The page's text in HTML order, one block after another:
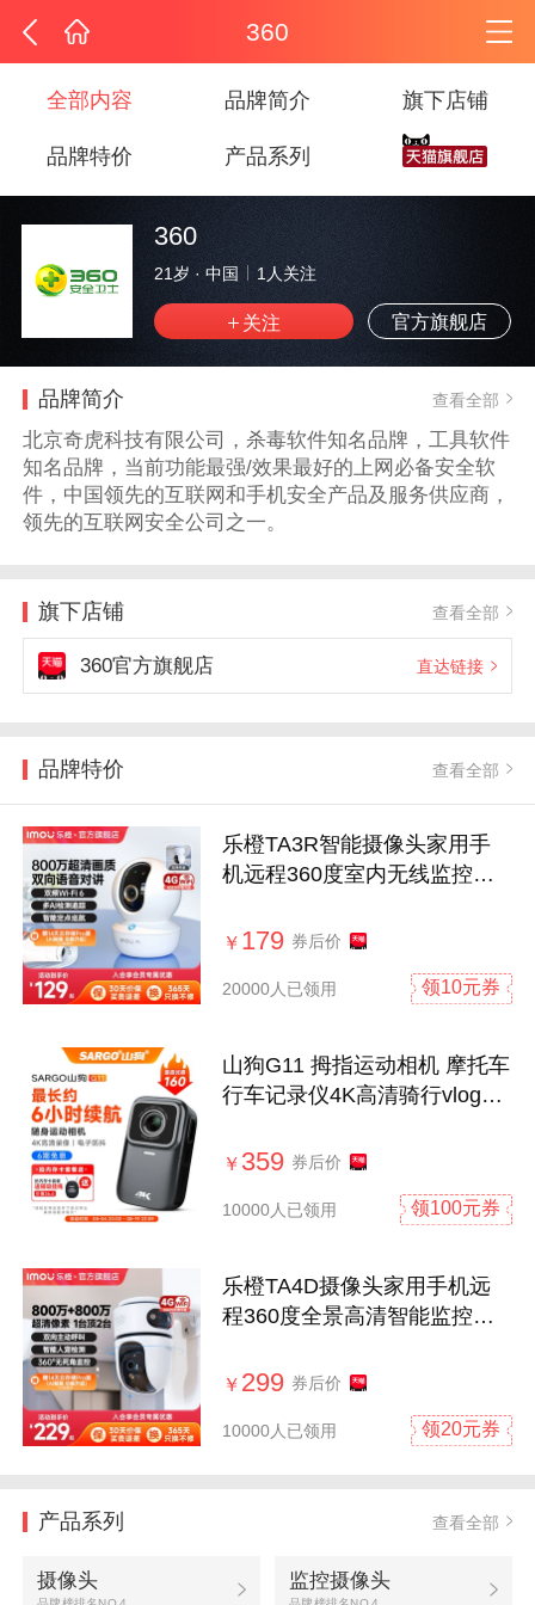
360
全部内容 品牌简介 旗下店铺
品牌特价 产品系列
360
21岁 · 中国 1 人关注
官方旗舰店
品牌简介 查看全部
北京奇虎科技有限公司，杀毒软件知名品牌，工具软件
知名品牌，当前功能最强/效果最好的上网必备安全软
件，中国领先的互联网和手机安全产品及服务供应商，
领先的互联网安全公司之一。
旗下店铺 查看全部
360官方旗舰店 直达链接
品牌特价 查看全部
乐橙TA3R智能摄像头家用手
机远程360度室内无线监控器
￥ 179 券后价
20000人已领用 领10元券
山狗G11 拇指运动相机 摩托车
行车记录仪4K高清骑行vlog非
￥ 359 券后价
10000人已领用 领100元券
乐橙TA4D摄像头家用手机远
程360度全景高清智能监控器
￥ 299 券后价
10000人已领用 领20元券
产品系列 查看全部
摄像头 监控摄像头